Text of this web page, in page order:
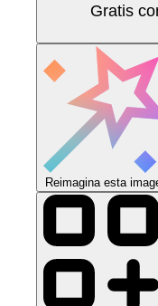
Gratis
Reimagina esta